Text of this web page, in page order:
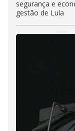
segurança e
gestão de Lula